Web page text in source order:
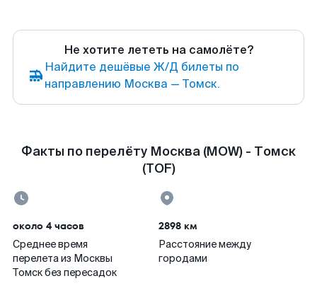
Не хотите лететь на самолёте?
Найдите дешёвые Ж/Д билеты по
направлению Москва — Томск.
Факты по перелёту Москва (MOW) - Томск
(TOF)
около 4 часов
Среднее время
перелета из Москвы
Томск без пересадок
2898 км
Расстояние между
городами